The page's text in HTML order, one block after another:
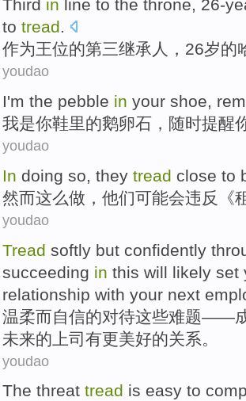
Third in line to the throne, 26-
to tread.
作为王位的第三继承人， 26岁的
youdao
I'm the pebble in your shoe,
我是你鞋里的鹅卵石 ， 随时提醒
youdao
In doing so, they tread close to
然而这么做，他们可能会违反《
youdao
Tread softly but confidently
succeeding in this will likely set
relationship with your next
温柔而自信的对待这些难题——
未来的上司有更美好的关系 。
youdao
The threat tread is easy to